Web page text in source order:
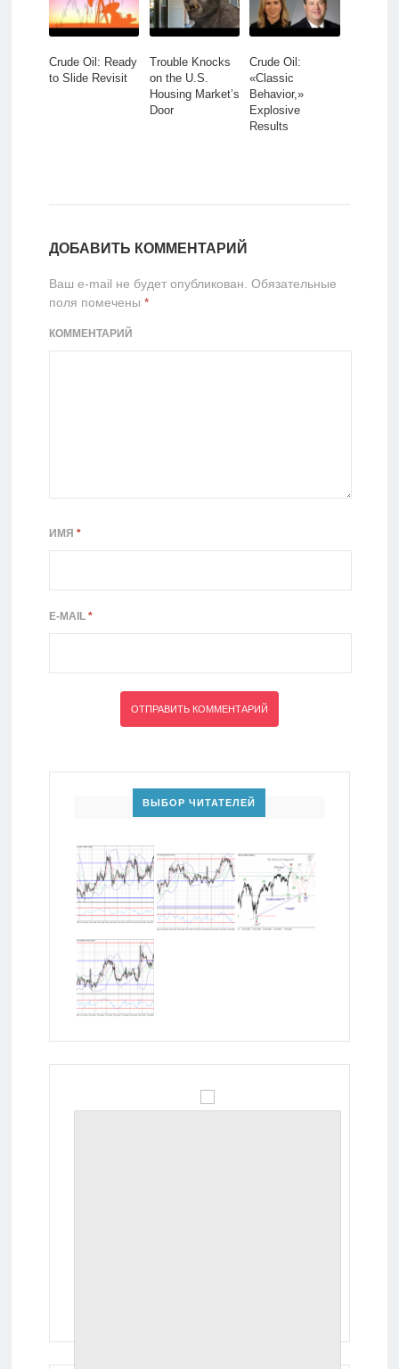
Crude Oil: Ready
to Slide Revisit
Trouble Knocks
on the U.S.
Housing Market’s
Door
Crude Oil:
«Classic
Behavior,»
Explosive
Results
ДОБАВИТЬ КОММЕНТАРИЙ
Ваш e-mail не будет опубликован. Обязательные
поля помечены *
КОММЕНТАРИЙ
ИМЯ *
E-MAIL *
ВЫБОР ЧИТАТЕЛЕЙ